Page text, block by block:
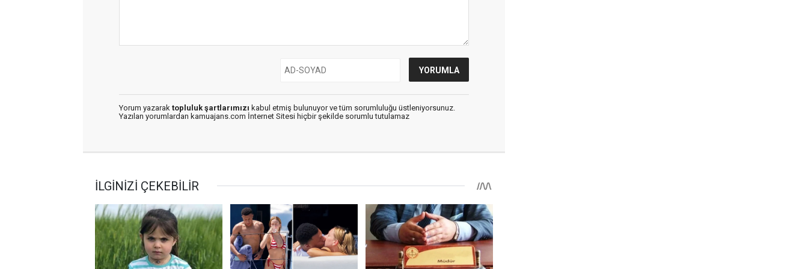
Yorum yazarak topluluk şartlarımızı kabul etmiş bulunuyor ve tüm sorumluluğu üstleniyorsunuz.
Yazılan yorumlardan kamuajans.com İnternet Sitesi hiçbir şekilde sorumlu tutulamaz